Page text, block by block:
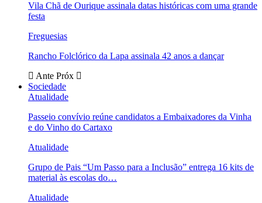
Vila Chã de Ourique assinala datas históricas com uma grande
festa
Freguesias
Rancho Folclórico da Lapa assinala 42 anos a dançar
Ante Próx
Sociedade
Atualidade
Passeio convívio reúne candidatos a Embaixadores da Vinha
e do Vinho do Cartaxo
Atualidade
Grupo de Pais “Um Passo para a Inclusão” entrega 16 kits de
material às escolas do…
Atualidade